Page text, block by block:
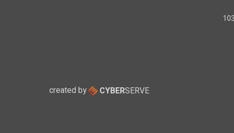
created by CYBERSERVE